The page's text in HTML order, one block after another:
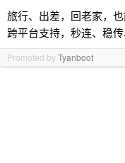
旅行、出差，回老家，
跨平台支持，秒连、稳
Promoted byTyanboot